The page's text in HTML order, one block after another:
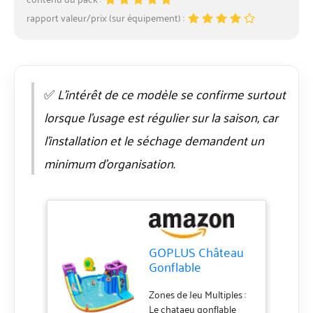
rapport valeur/prix (sur équipement) :
✅L’intérêt de ce modèle se confirme surtout
lorsque l’usage est régulier sur la saison, car
l’installation et le séchage demandent un
minimum d’organisation.
GOPLUS Château
Gonflable
avec Double
Zones de Jeu Multiples :
Le chataeu gonflable